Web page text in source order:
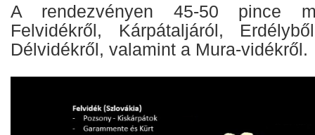
A rendezvényen 45-50 pince
Felvidékről, Kárpátaljáról,
Délvidékről, valamint a Mura-vidékről.